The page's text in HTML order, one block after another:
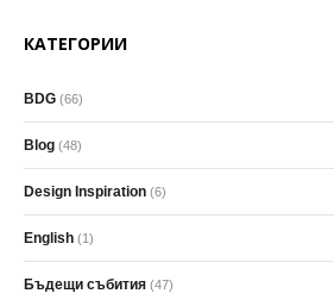
КАТЕГОРИИ
BDG (66)
Blog (48)
Design Inspiration (6)
English (1)
Бъдещи събития (47)